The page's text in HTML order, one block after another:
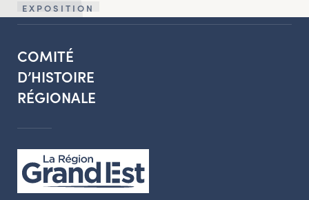
EXPOSITION
COMITÉ
D’HISTOIRE
RÉGIONALE